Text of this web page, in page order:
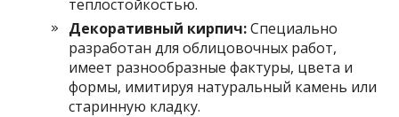
теплостойкостью.
Декоративный кирпич:Специально
разработан для облицовочных работ,
имеет разнообразные фактуры, цвета и
формы, имитируя натуральный камень или
старинную кладку.